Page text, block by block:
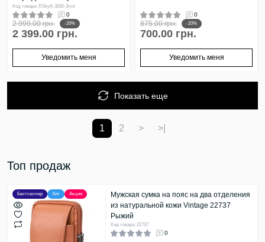
Код товара: RSkyK-3930-3md
0
2 999.00 грн. -20%
2 399.00 грн.
Уведомить меня
0
875.00 грн. -20%
700.00 грн.
Уведомить меня
Показать еще
1 2 > >|
Топ продаж
Бестселлер Хит Акция
Мужская сумка на пояс на два отделения
из натуральной кожи Vintage 22737
Рыжий
Код товара: 22737
0